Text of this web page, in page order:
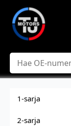
Hae
1-sarja
2-sarja